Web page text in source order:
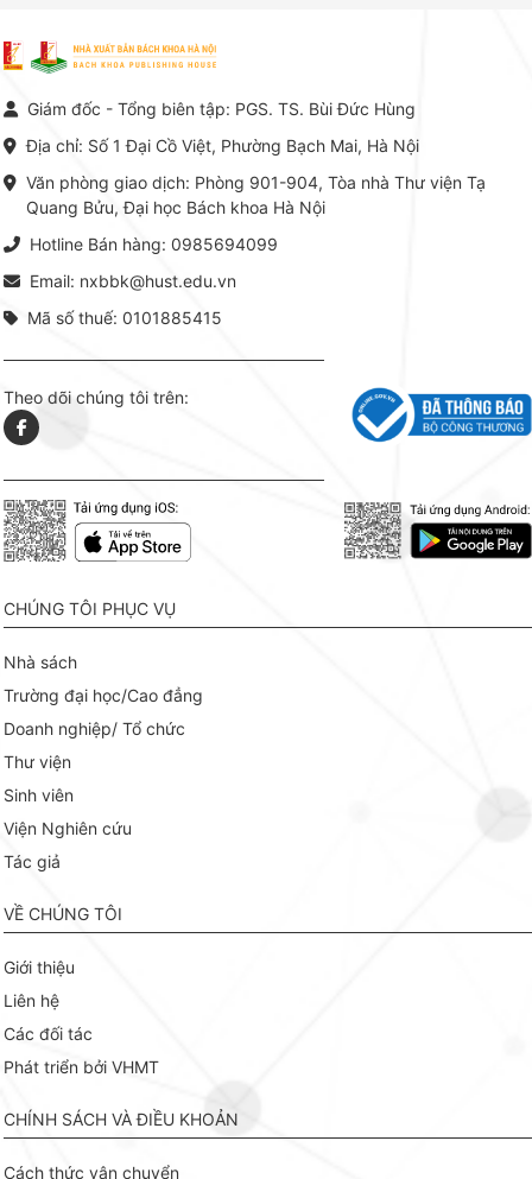
vực Hóa học phân tích tại Việt
Nam hiện nay. Bộ sách mang
đến một hệ thống tri thức hoàn
thuật thực hành -> Ứng dụng
khoa Hà Nội ấn hành cả hai
lý. Các
Giám đốc - Tổng biên tập: PGS. TS. Bùi Đức Hùng
Địa chỉ: Số 1 Đại Cồ Việt, Phường Bạch Mai, Hà Nội
Văn phòng giao dịch: Phòng 901-904, Tòa nhà Thư viện Tạ
Quang Bửu, Đại học Bách khoa Hà Nội
Hotline Bán hàng: 0985694099
Email: nxbbk@hust.edu.vn
Mã số thuế: 0101885415
Theo dõi chúng tôi trên:
CHÚNG TÔI PHỤC VỤ
Nhà sách
Trường đại học/Cao đẳng
Doanh nghiệp/ Tổ chức
Thư viện
Sinh viên
Viện Nghiên cứu
Tác giả
VỀ CHÚNG TÔI
Giới thiệu
Liên hệ
Các đối tác
Phát triển bởi VHMT
CHÍNH SÁCH VÀ ĐIỀU KHOẢN
Cách thức vận chuyển